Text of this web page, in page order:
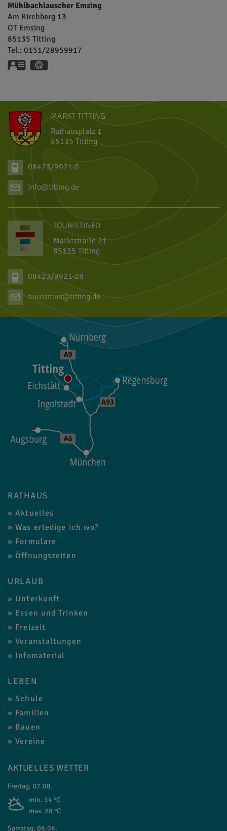
Mühlbachlauscher Emsing
Am Kirchberg 13
OT Emsing
85135 Titting
Tel.: 0151/28959917
vCard
MARKT TITTING
Rathausplatz 1
85135 Titting
08423/9921-0
info@titting.de
TOURISTINFO
Marktstraße 21
85135 Titting
08423/9921-28
tourismus@titting.de
RATHAUS
Aktuelles
Was erledige ich wo?
Formulare
Öffnungszeiten
URLAUB
Unterkunft
Essen und Trinken
Freizeit
Veranstaltungen
Infomaterial
LEBEN
Schule
Familien
Bauen
Vereine
AKTUELLES WETTER
Freitag, 07.08.
min. 14 °C
max. 28 °C
Samstag, 08.08.